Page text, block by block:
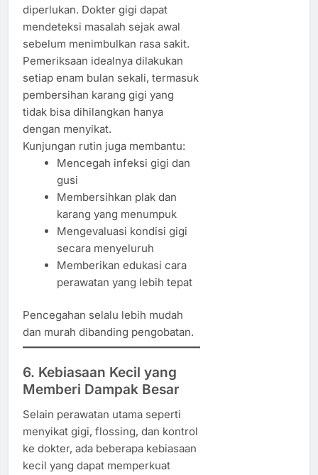
diperlukan. Dokter gigi dapat
mendeteksi masalah sejak awal
sebelum menimbulkan rasa sakit.
Pemeriksaan idealnya dilakukan
setiap enam bulan sekali, termasuk
pembersihan karang gigi yang
tidak bisa dihilangkan hanya
dengan menyikat.
Kunjungan rutin juga membantu:
Mencegah infeksi gigi dan
gusi
Membersihkan plak dan
karang yang menumpuk
Mengevaluasi kondisi gigi
secara menyeluruh
Memberikan edukasi cara
perawatan yang lebih tepat
Pencegahan selalu lebih mudah
dan murah dibanding pengobatan.
6. Kebiasaan Kecil yang
Memberi Dampak Besar
Selain perawatan utama seperti
menyikat gigi, flossing, dan kontrol
ke dokter, ada beberapa kebiasaan
kecil yang dapat memperkuat